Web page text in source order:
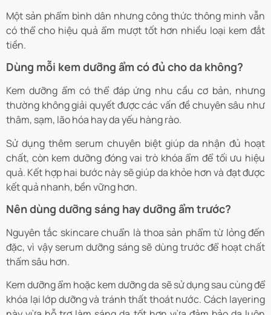
Một sản phẩm bình dân nhưng công thức thông minh vẫn
có thể cho hiệu quả ẩm mượt tốt hơn nhiều loại kem đắt
tiền.
Dùng mỗi kem dưỡng ẩm có đủ cho da không?
Kem dưỡng ẩm có thể đáp ứng nhu cầu cơ bản, nhưng
thường không giải quyết được các vấn đề chuyên sâu như
thâm, sạm, lão hóa hay da yếu hàng rào.
Sử dụng thêm serum chuyên biệt giúp da nhận đủ hoạt
chất, còn kem dưỡng đóng vai trò khóa ẩm để tối ưu hiệu
quả. Kết hợp hai bước này sẽ giúp da khỏe hơn và đạt được
kết quả nhanh, bền vững hơn.
Nên dùng dưỡng sáng hay dưỡng ẩm trước?
Nguyên tắc skincare chuẩn là thoa sản phẩm từ lỏng đến
đặc, vì vậy serum dưỡng sáng sẽ dùng trước để hoạt chất
thấm sâu hơn.
Kem dưỡng ẩm hoặc kem dưỡng da sẽ sử dụng sau cùng để
khóa lại lớp dưỡng và tránh thất thoát nước. Cách layering